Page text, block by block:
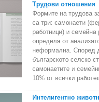
Трудови отношения
Формите на трудова
са три: самонаети
работници) и семейна
определя от
неформална. Според
българското селско
самонаетите и
10% от всички
Интелигентно